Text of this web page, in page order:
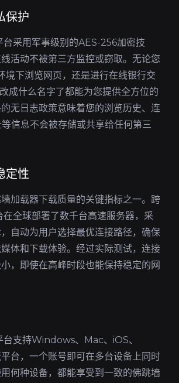
保护
采用军事级别的AES-256加密技
活动不被第三方监控或窃取。无论您
境下浏览网页，还是进行在线银行交
成什么名字了都能为您提供全方位的
无日志政策意味着您的浏览历史、连
信息不会被存储或共享给任何第三
定性
加载器下载质量的关键指标之一。跨
全球部署了数千台高速服务器，采
自动为用户选择最优连接路径，确保
体和下载体验。经过实际测试，连接
，即使在高峰时段也能保持稳定的网
支持Windows、Mac、iOS、
台，一个账号即可在多台设备上同时
何种设备，都能享受到一致的佛跳墙